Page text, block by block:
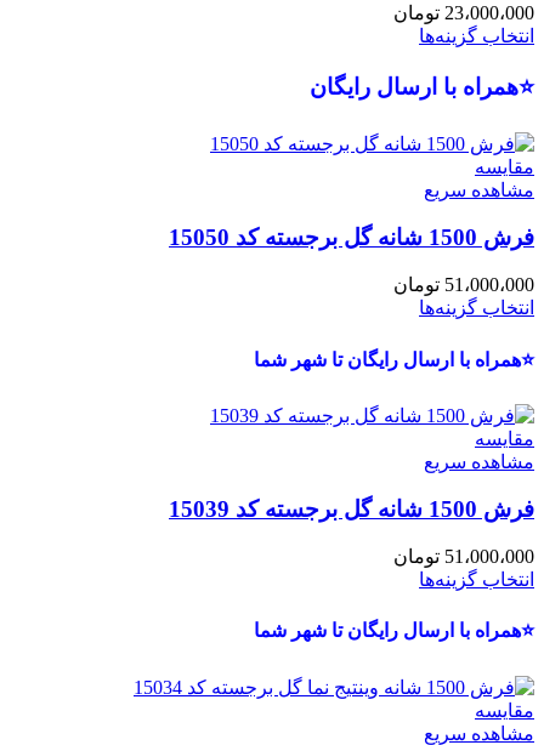
23،000،000 تومان
انتخاب گزینه‌ها
⭐همراه با ارسال رایگان
مقایسه
مشاهده سریع
فرش 1500 شانه گل برجسته کد 15050
51،000،000 تومان
انتخاب گزینه‌ها
⭐همراه با ارسال رایگان تا شهر شما
مقایسه
مشاهده سریع
فرش 1500 شانه گل برجسته کد 15039
51،000،000 تومان
انتخاب گزینه‌ها
⭐همراه با ارسال رایگان تا شهر شما
مقایسه
مشاهده سریع